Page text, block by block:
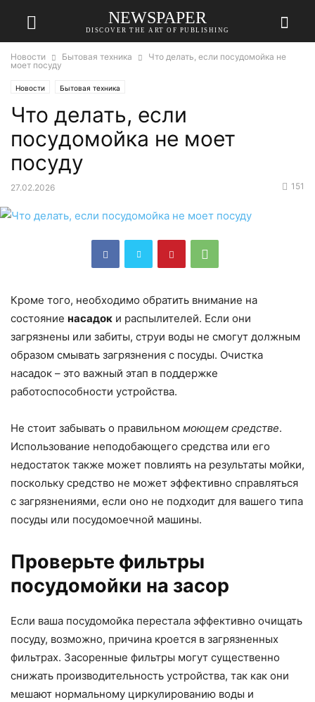
NEWSPAPER
DISCOVER THE ART OF PUBLISHING
Новости Бытовая техника
Что делать, если посудомойка не
моет посуду
Новости Бытовая техника
Что делать, если
посудомойка не моет
посуду
27.02.2026 151
Кроме того, необходимо обратить внимание на
состояние насадок и распылителей. Если они
загрязнены или забиты, струи воды не смогут должным
образом смывать загрязнения с посуды. Очистка
насадок – это важный этап в поддержке
работоспособности устройства.
Не стоит забывать о правильном моющем средстве.
Использование неподобающего средства или его
недостаток также может повлиять на результаты мойки,
поскольку средство не может эффективно справляться
с загрязнениями, если оно не подходит для вашего типа
посуды или посудомоечной машины.
Проверьте фильтры
посудомойки на засор
Если ваша посудомойка перестала эффективно очищать
посуду, возможно, причина кроется в загрязненных
фильтрах. Засоренные фильтры могут существенно
снижать производительность устройства, так как они
мешают нормальному циркулированию воды и